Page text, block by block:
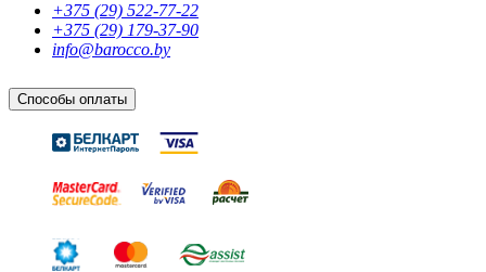
+375 (29) 522-77-22
+375 (29) 179-37-90
info@barocco.by
Способы оплаты